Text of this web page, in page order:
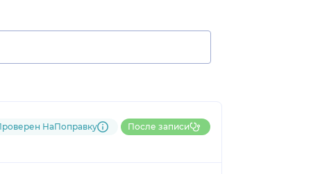
НаПоправку После записи